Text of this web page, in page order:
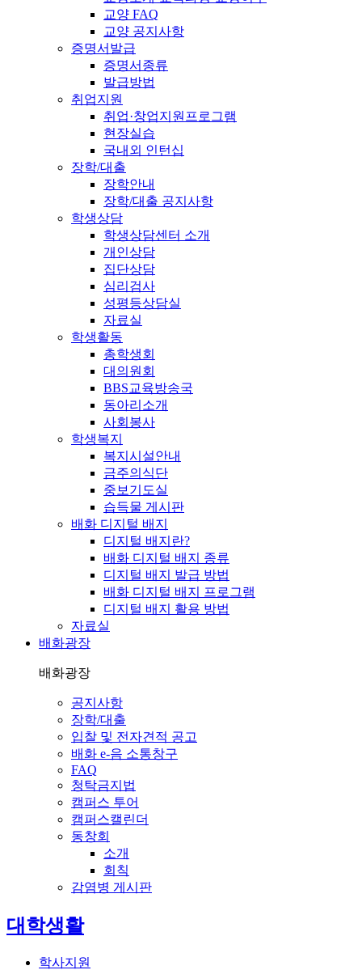
교양 FAQ
교양 공지사항
증명서발급
증명서종류
발급방법
취업지원
취업·창업지원프로그램
현장실습
국내외 인턴십
장학/대출
장학안내
장학/대출 공지사항
학생상담
학생상담센터 소개
개인상담
집단상담
심리검사
성평등상담실
자료실
학생활동
총학생회
대의원회
BBS교육방송국
동아리소개
사회봉사
학생복지
복지시설안내
금주의식단
중보기도실
습득물 게시판
배화 디지털 배지
디지털 배지란?
배화 디지털 배지 종류
디지털 배지 발급 방법
배화 디지털 배지 프로그램
디지털 배지 활용 방법
자료실
배화광장
배화광장
공지사항
장학/대출
입찰 및 전자견적 공고
배화 e-음 소통창구
FAQ
청탁금지법
캠퍼스 투어
캠퍼스캘린더
동창회
소개
회칙
감염병 게시판
전체메뉴
대학생활
학사지원